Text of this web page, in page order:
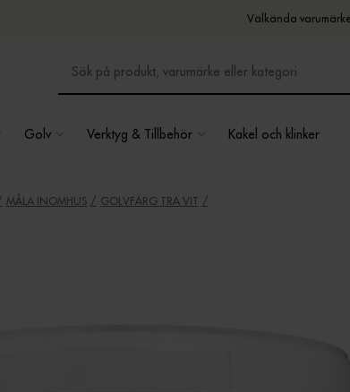
Välkända
Golv Verktyg & Tillbehör Kakel och klinker
MÅLA INOMHUS GOLVFÄRG TRÄ VIT